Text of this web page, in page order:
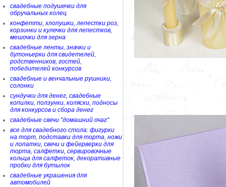
свадебные подушечки для
обручальных колец
конфетти, хлопушки, лепестки роз,
корзинки и кулечки для лепестков,
мешочки для зерна
свадебные ленты, значки и
бутоньерки для свидетелей,
родственников, гостей,
победителей конкурсов
свадебные и венчальные рушники,
солонки
сундучки для денег, свадебные
копилки, ползунки, коляски, подносы
для конкурсов и сбора денег
свадебные свечи "домашний очаг"
все для свадебного стола: фигурки
на торт, подставки для торта, ножи
и лопатки, свечи и фейерверки для
торта, салфетки, сервировочные
кольца для салфеток, декоративные
пробки для бутылок
свадебные украшения для
автомобилей